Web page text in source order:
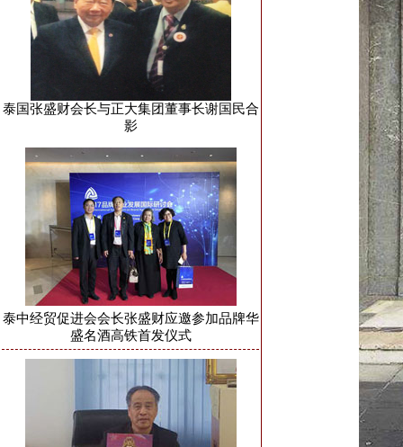
泰国张盛财会长与正大集团董事长谢国民合
影
泰中经贸促进会会长张盛财应邀参加品牌华
盛名酒高铁首发仪式